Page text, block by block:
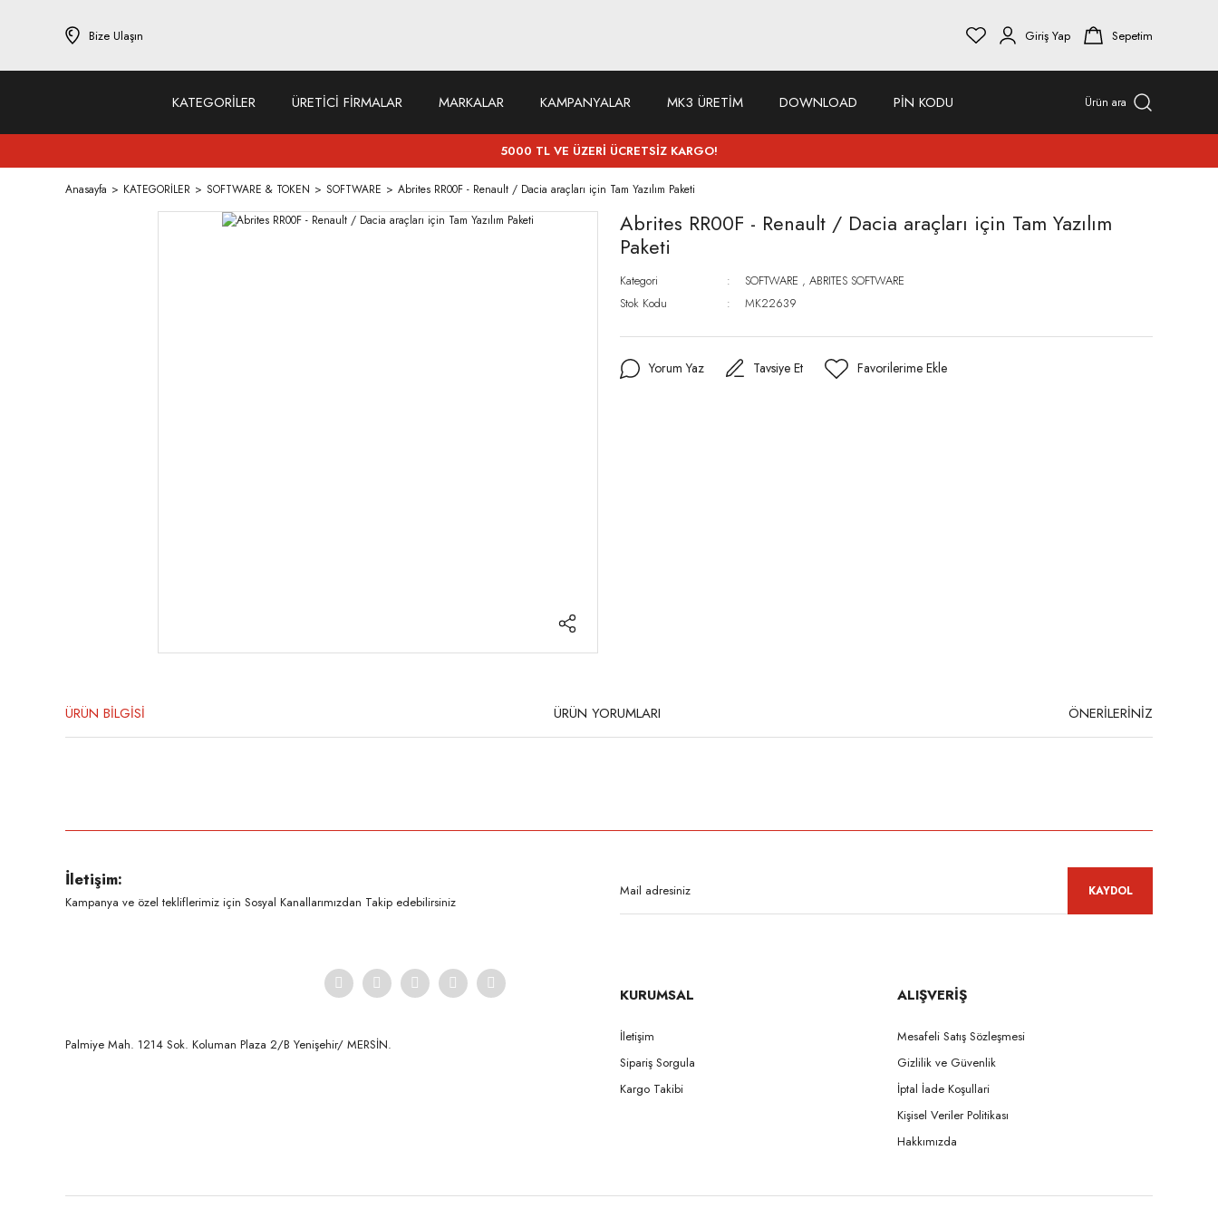
Bize Ulaşın Giriş Yap Sepetim
KATEGORİLER ÜRETİCİ FİRMALAR MARKALAR KAMPANYALAR MK3 ÜRETİM DOWNLOAD PİN KODU Ürün ara
5000 TL VE ÜZERİ ÜCRETSİZ KARGO!
Anasayfa KATEGORİLER SOFTWARE & TOKEN SOFTWARE Abrites RR00F - Renault / Dacia araçları için Tam Yazılım Paketi
Abrites RR00F - Renault / Dacia araçları için Tam Yazılım
Paketi
Kategori SOFTWARE , ABRITES SOFTWARE
Stok Kodu
MK22639
Yorum Yaz Tavsiye Et
ÜRÜN BİLGİSİ ÜRÜN YORUMLARI ÖNERİLERİNİZ
Ürün açıklamasında eksik bilgiler bulunuyor.
Ürün bilgilerinde hatalar bulunuyor.
İletişim:
Kampanya ve özel tekliflerimiz için Sosyal Kanallarımızdan Takip edebilirsiniz
KAYDOL
Palmiye Mah. 1214 Sok. Koluman Plaza 2/B Yenişehir/ MERSİN.ㅤㅤㅤㅤㅤㅤㅤㅤㅤㅤㅤㅤㅤㅤㅤㅤㅤㅤㅤㅤㅤㅤㅤㅤㅤㅤㅤㅤㅤㅤㅤㅤㅤㅤㅤ ㅤㅤㅤㅤㅤㅤㅤㅤㅤㅤ
KURUMSAL
İletişim
Sipariş Sorgula
Kargo Takibi
ALIŞVERİŞ
Mesafeli Satış Sözleşmesi
Gizlilik ve Güvenlik
İptal İade Koşullari
Kişisel Veriler Politikası
Hakkımızda